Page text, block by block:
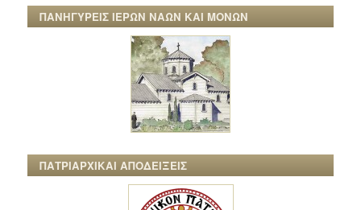
ΠΑΝΗΓΥΡΕΙΣ ΙΕΡΩΝ ΝΑΩΝ ΚΑΙ ΜΟΝΩΝ
ΠΑΤΡΙΑΡΧΙΚΑΙ ΑΠΟΔΕΙΞΕΙΣ